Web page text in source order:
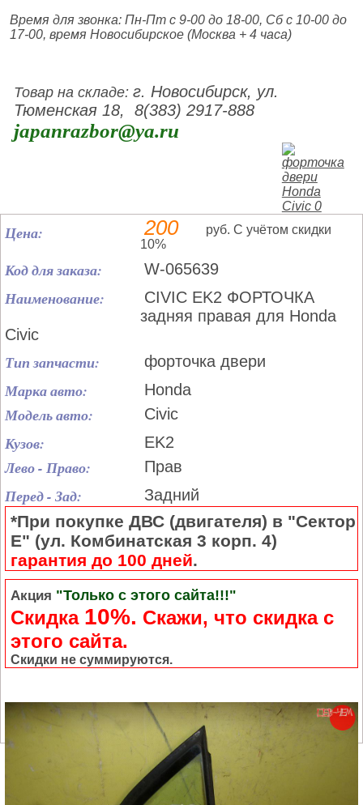
Время для звонка: Пн-Пт с 9-00 до 18-00, Сб с 10-00 до
17-00, время Новосибирское (Москва + 4 часа)
Товар на складе:г. Новосибирск, ул.
Тюменская 18, 8(383) 2917-888
japanrazbor@ya.ru
Цена: 200
руб. С учётом скидки
10%
Код для заказа: W-065639
Наименование:
CIVIC EK2 ФОРТОЧКА
задняя правая для Honda
Civic
Тип запчасти: форточка двери
Марка авто: Honda
Модель авто: Civic
Кузов: EK2
Лево - Право: Прав
Перед - Зад: Задний
*При покупке ДВС (двигателя) в "Сектор
Е" (ул. Комбинатская 3 корп. 4)
гарантия до 100 дней.
Акция "Только с этого сайта!!!"
Скидка 10%. Cкажи, что скидка с
этого сайта.
Скидки не суммируются.